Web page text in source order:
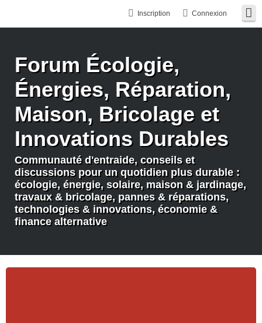
Connexion
Inscription
Forum Écologie,
Énergies, Réparation,
Maison, Bricolage et
Innovations Durables
Communauté d'entraide, conseils et
discussions pour un quotidien plus durable :
écologie, énergie, solaire, maison & jardinage,
travaux & bricolage, pannes & réparations,
technologies & innovations, économie &
finance alternative